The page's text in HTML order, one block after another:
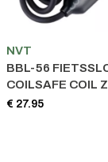
NVT
BBL-56
COILSAFE COIL
4.8MMX1800MM
€ 27.95